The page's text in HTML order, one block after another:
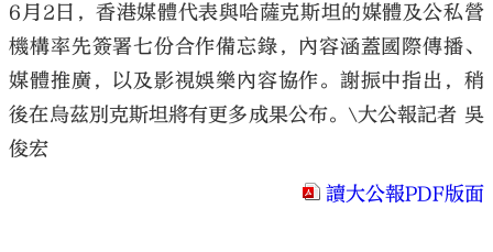
6月2日，香港媒體代表與哈薩克斯坦的媒體及公私營
機構率先簽署七份合作備忘錄，內容涵蓋國際傳播、
媒體推廣，以及影視娛樂內容協作。謝振中指出，稍
後在烏茲別克斯坦將有更多成果公布。\大公報記者 吳
俊宏
讀大公報PDF版面